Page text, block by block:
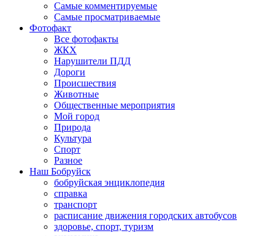
Самые комментируемые
Самые просматриваемые
Фотофакт
Все фотофакты
ЖКХ
Нарушители ПДД
Дороги
Происшествия
Животные
Общественные мероприятия
Мой город
Природа
Культура
Спорт
Разное
Наш Бобруйск
бобруйская энциклопедия
справка
транспорт
расписание движения городских автобусов
здоровье, спорт, туризм